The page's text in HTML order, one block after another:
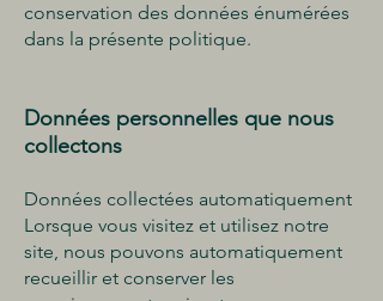
conservation des données énumérées
dans la présente politique.
Données personnelles que nous
collectons
Données collectées automatiquement
Lorsque vous visitez et utilisez notre
site, nous pouvons automatiquement
recueillir et conserver les